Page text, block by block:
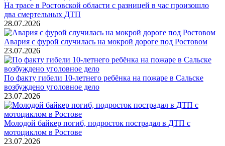
На трасе в Ростовской области с разницей в час произошло
два смертельных ДТП
28.07.2026
Авария с фурой случилась на мокрой дороге под Ростовом
23.07.2026
По факту гибели 10-летнего ребёнка на пожаре в Сальске
возбуждено уголовное дело
23.07.2026
Молодой байкер погиб, подросток пострадал в ДТП с
мотоциклом в Ростове
23.07.2026